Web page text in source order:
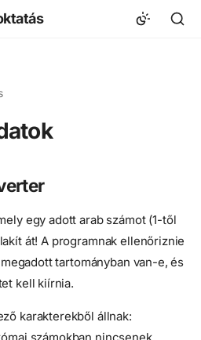
egy adott arab számot (1-től
át! A programnak ellenőriznie
tartományban van-e, és
kell kiírnia.
karakterekből állnak: